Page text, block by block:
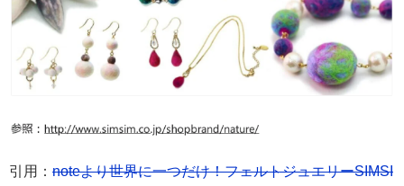
引用： noteより世界に一つだけ！フェルトジュエリーSIMSI